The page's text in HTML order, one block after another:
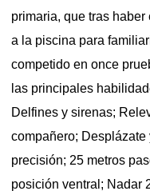
primaria, que tras
a la piscina para
competido en once
las principales
Delfines y sirenas;
compañero; Desplázate
precisión; 25 metros
posición ventral; Nadar